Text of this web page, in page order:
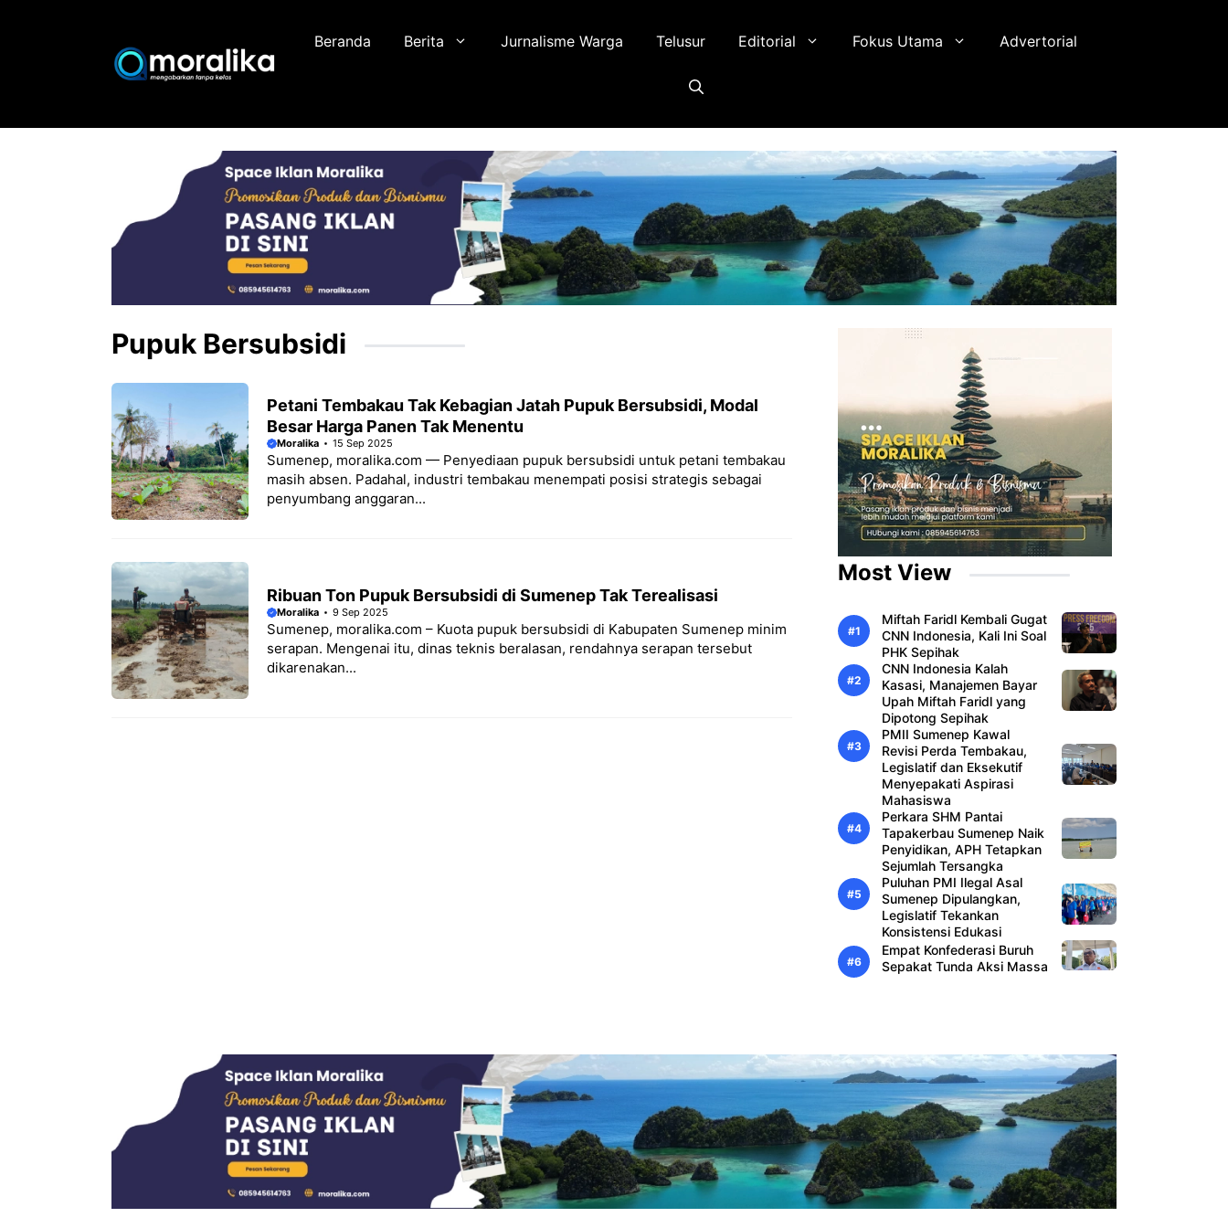
Beranda Berita Jurnalisme Warga Telusur Editorial Fokus Utama Advertorial
Pupuk Bersubsidi
Petani Tembakau Tak Kebagian Jatah Pupuk Bersubsidi, Modal
Besar Harga Panen Tak Menentu
Moralika 15 Sep 2025
Sumenep, moralika.com — Penyediaan pupuk bersubsidi untuk petani tembakau
masih absen. Padahal, industri tembakau menempati posisi strategis sebagai
penyumbang anggaran...
Ribuan Ton Pupuk Bersubsidi di Sumenep Tak Terealisasi
Moralika 9 Sep 2025
Sumenep, moralika.com – Kuota pupuk bersubsidi di Kabupaten Sumenep minim
serapan. Mengenai itu, dinas teknis beralasan, rendahnya serapan tersebut
dikarenakan...
Most View
Miftah Faridl Kembali Gugat
CNN Indonesia, Kali Ini Soal
PHK Sepihak
CNN Indonesia Kalah
Kasasi, Manajemen Bayar
Upah Miftah Faridl yang
Dipotong Sepihak
PMII Sumenep Kawal
Revisi Perda Tembakau,
Legislatif dan Eksekutif
Menyepakati Aspirasi
Mahasiswa
Perkara SHM Pantai
Tapakerbau Sumenep Naik
Penyidikan, APH Tetapkan
Sejumlah Tersangka
Puluhan PMI Ilegal Asal
Sumenep Dipulangkan,
Legislatif Tekankan
Konsistensi Edukasi
Empat Konfederasi Buruh
Sepakat Tunda Aksi Massa